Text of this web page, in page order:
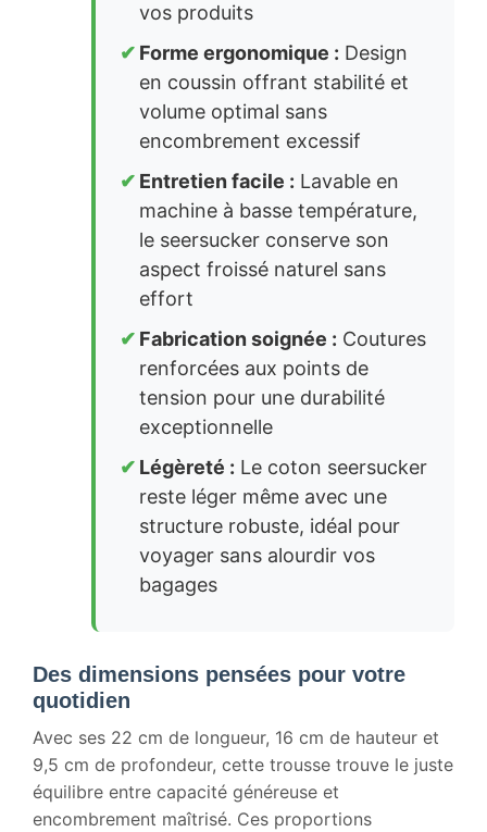
vos produits
Forme ergonomique : Design
en coussin offrant stabilité et
volume optimal sans
encombrement excessif
Entretien facile : Lavable en
machine à basse température,
le seersucker conserve son
aspect froissé naturel sans
effort
Fabrication soignée : Coutures
renforcées aux points de
tension pour une durabilité
exceptionnelle
Légèreté : Le coton seersucker
reste léger même avec une
structure robuste, idéal pour
voyager sans alourdir vos
bagages
Des dimensions pensées pour votre
quotidien
Avec ses 22 cm de longueur, 16 cm de hauteur et
9,5 cm de profondeur, cette trousse trouve le juste
équilibre entre capacité généreuse et
encombrement maîtrisé. Ces proportions